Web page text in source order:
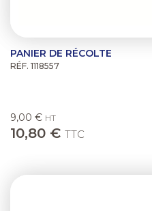
PANIER DE RÉCOLTE
RÉF. 1118557
9,00 € HT
10,80 € TTC